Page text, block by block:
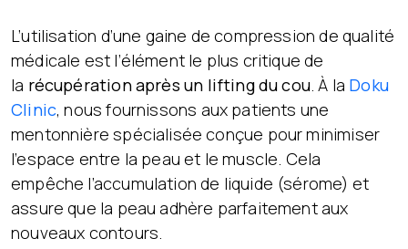
L’utilisation d’une gaine de compression de qualité
médicale est l’élément le plus critique de
la récupération après un lifting du cou. À la Doku
Clinic, nous fournissons aux patients une
mentonnière spécialisée conçue pour minimiser
l’espace entre la peau et le muscle. Cela
empêche l’accumulation de liquide (sérome) et
assure que la peau adhère parfaitement aux
nouveaux contours.